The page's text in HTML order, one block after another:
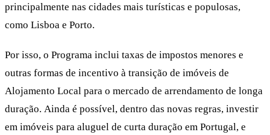
principalmente nas cidades mais turísticas e populosas,
como Lisboa e Porto.
Por isso, o Programa inclui taxas de impostos menores e
outras formas de incentivo à transição de imóveis de
Alojamento Local para o mercado de arrendamento de longa
duração. Ainda é possível, dentro das novas regras, investir
em imóveis para aluguel de curta duração em Portugal, e